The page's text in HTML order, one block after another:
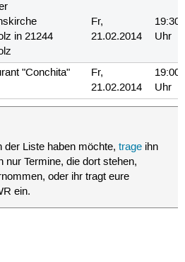
in 21244
Fr,
21.02.2014
19:30
Uhr
"Conchita"
Fr,
21.02.2014
19:00
Uhr
der Liste haben möchte,trage ihn
nur Termine, die dort stehen,
oder ihr tragt eure
ein.